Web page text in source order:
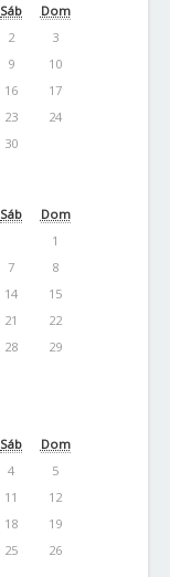
Sáb
Dom
2
3
9
10
16
17
23
24
30
Sáb
Dom
1
7
8
14
15
21
22
28
29
Sáb
Dom
4
5
11
12
18
19
25
26